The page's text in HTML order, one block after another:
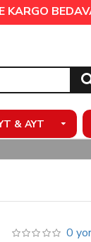
KARGO
& AYT
0